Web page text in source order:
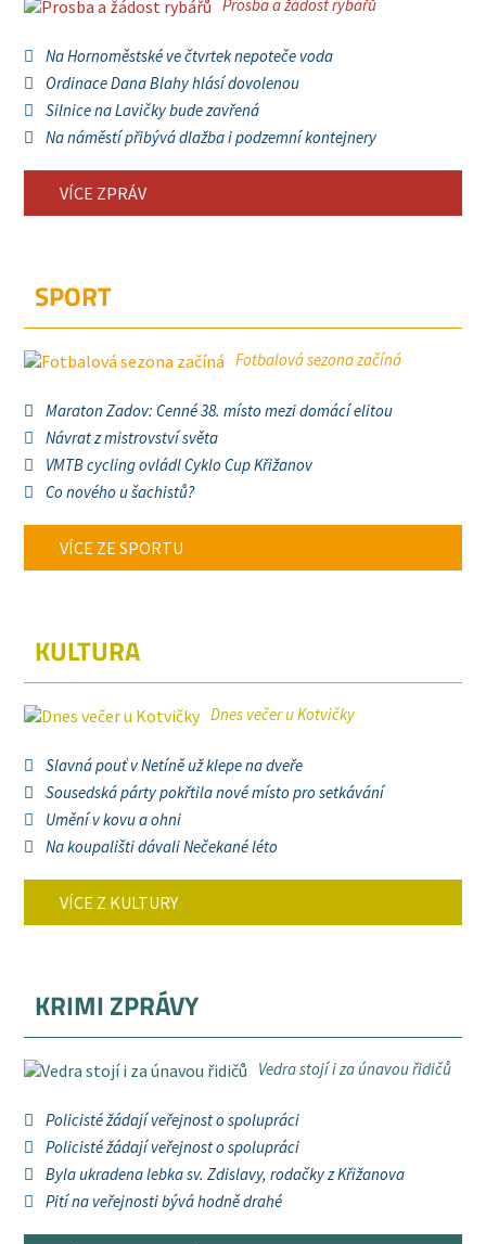
Prosba a žádost rybářů
Na Hornoměstské ve čtvrtek nepoteče voda
Ordinace Dana Blahy hlásí dovolenou
Silnice na Lavičky bude zavřená
Na náměstí přibývá dlažba i podzemní kontejnery
VÍCE ZPRÁV
SPORT
Fotbalová sezona začíná
Maraton Zadov: Cenné 38. místo mezi domácí elitou
Návrat z mistrovství světa
VMTB cycling ovládl Cyklo Cup Křižanov
Co nového u šachistů?
VÍCE ZE SPORTU
KULTURA
Dnes večer u Kotvičky
Slavná pouť v Netíně už klepe na dveře
Sousedská párty pokřtila nové místo pro setkávání
Umění v kovu a ohni
Na koupališti dávali Nečekané léto
VÍCE Z KULTURY
KRIMI ZPRÁVY
Vedra stojí i za únavou řidičů
Policisté žádají veřejnost o spolupráci
Policisté žádají veřejnost o spolupráci
Byla ukradena lebka sv. Zdislavy, rodačky z Křižanova
Pití na veřejnosti bývá hodně drahé